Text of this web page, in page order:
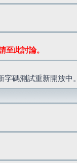
至此討論。
碼測試重新開放中。